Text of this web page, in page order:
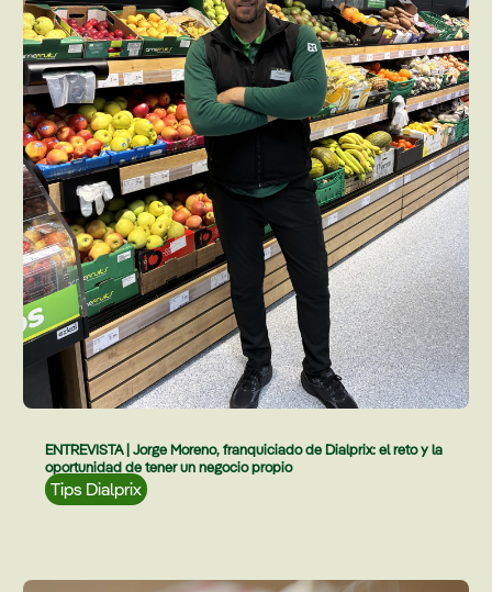
ENTREVISTA | Jorge Moreno, franquiciado de Dialprix: el reto y la
oportunidad de tener un negocio propio
Tips Dialprix